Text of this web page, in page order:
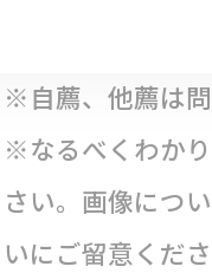
※自薦、他薦は
※なるべくわか
さい。画像につ
いにご留意くだ